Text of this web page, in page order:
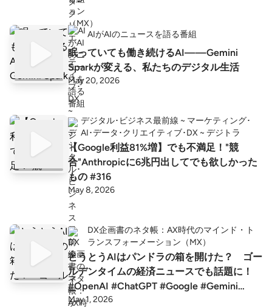
AIがAIのニュースを語る番組
眠っていても働き続けるAI——Gemini
Sparkが変える、私たちのデジタル生活
May 20, 2026
デジタル･ビジネス最前線 ~ マーケティング･
AI･データ･クリエイティブ･DX ~ デジトラ
【Google利益81%増】でも不満足！"競
合"Anthropicに6兆円出してでも欲しかった
もの #316
May 8, 2026
DX企画書のネタ帳：AX時代のマインド・ト
ランスフォーメーション（MX）
とうとうAIはパンドラの箱を開けた？ ゴー
ルデンタイムの経済ニュースでも話題に！
#OpenAI #ChatGPT #Google #Gemini
#Anthropic #claude
May 1, 2026